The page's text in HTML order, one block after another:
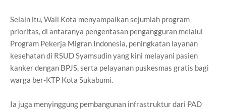
Selain itu, Wali Kota menyampaikan sejumlah program
prioritas, di antaranya pengentasan pengangguran melalui
Program Pekerja Migran Indonesia, peningkatan layanan
kesehatan di RSUD Syamsudin yang kini melayani pasien
kanker dengan BPJS, serta pelayanan puskesmas gratis bagi
warga ber-KTP Kota Sukabumi.
Ia juga menyinggung pembangunan infrastruktur dari PAD